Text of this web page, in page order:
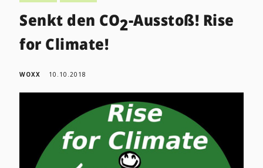
Senkt den CO2-Ausstoß! Rise
for Climate!
WOXX 10.10.2018